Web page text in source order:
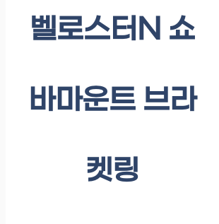
벨로스터N 쇼
바마운트 브라
켓링